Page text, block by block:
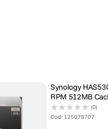
Synology
RPM 512MB
(0)
Cod: 125078707